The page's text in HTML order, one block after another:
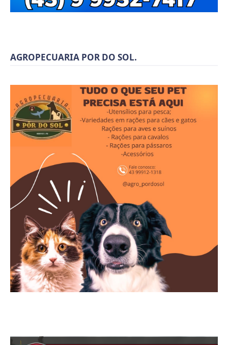
AGROPECUARIA POR DO SOL.